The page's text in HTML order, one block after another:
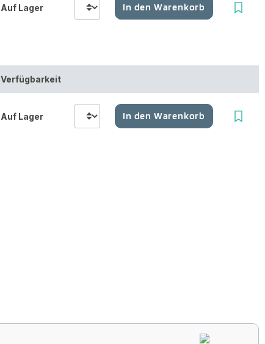
Auf Lager In den Warenkorb
Verfügbarkeit
Auf Lager In den Warenkorb